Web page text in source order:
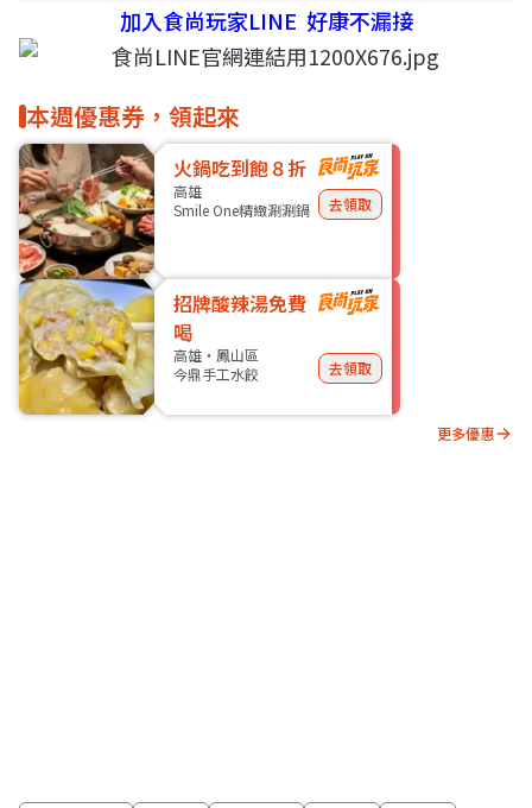
加入食尚玩家LINE 好康不漏接
本週優惠券，領起來
火鍋吃到飽８折
高雄
Smile One精緻涮涮鍋
去領取
招牌酸辣湯免費
喝
高雄・鳳山區
今鼎手工水餃
去領取
更多優惠